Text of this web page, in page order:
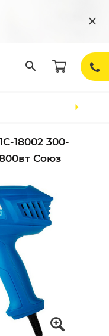
18002 300-
Союз